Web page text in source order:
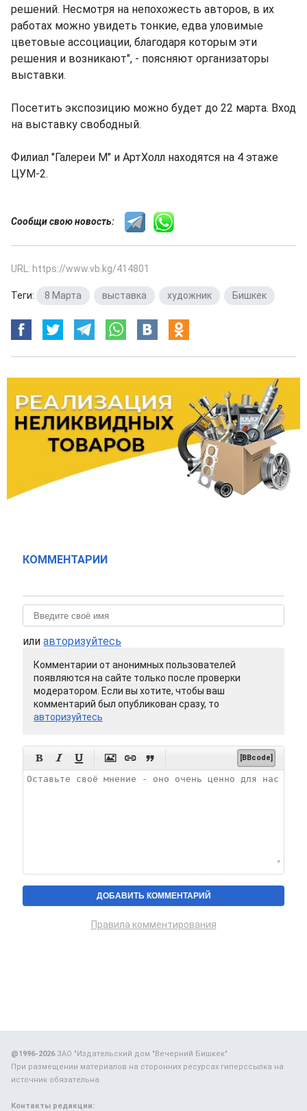
решений. Несмотря на непохожесть авторов, в их
работах можно увидеть тонкие, едва уловимые
цветовые ассоциации, благодаря которым эти
решения и возникают", - поясняют организаторы
выставки.
Посетить экспозицию можно будет до 22 марта. Вход
на выставку свободный.
Филиал "Галереи М" и АртХолл находятся на 4 этаже
ЦУМ-2.
Сообщи свою новость:
URL: https://www.vb.kg/414801
Теги: 8 Марта выставка художник Бишкек
КОММЕНТАРИИ
или авторизуйтесь
Комментарии от анонимных пользователей
появляются на сайте только после проверки
модератором. Если вы хотите, чтобы ваш
комментарий был опубликован сразу, то
авторизуйтесь
      [BBcode]
Правила комментирования
@1996-2026ЗАО "Издательский дом "Вечерний Бишкек"
При размещении материалов на сторонних ресурсах гиперссылка на
источник обязательна.
Контакты редакции: